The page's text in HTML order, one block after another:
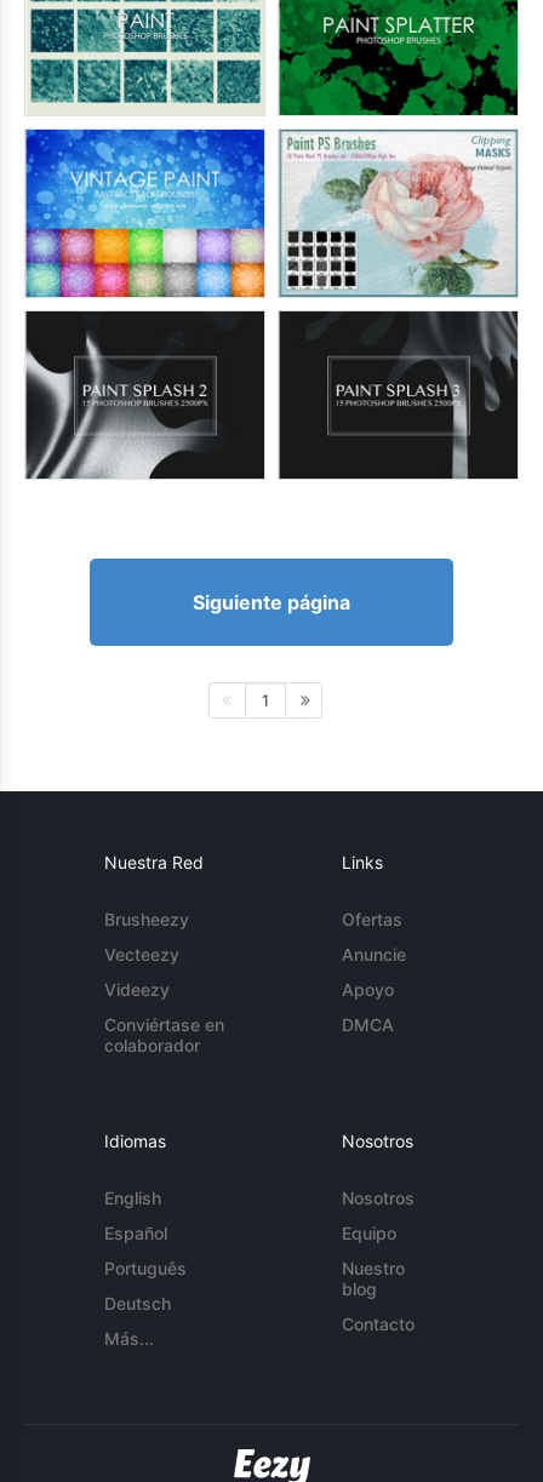
Siguiente página
1
Nuestra Red
Brusheezy
Vecteezy
Videezy
Conviértase en
colaborador
Links
Ofertas
Anuncie
Apoyo
DMCA
Idiomas
English
Español
Português
Deutsch
Más...
Nosotros
Nosotros
Equipo
Nuestro
blog
Contacto